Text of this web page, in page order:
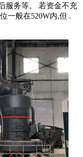
服务等。 若资金不充
一般在520W内,但 .